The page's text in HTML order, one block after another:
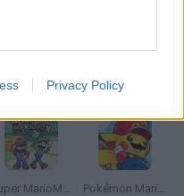
Privacy Policy
Super MarioMon Pokémon Mario Red